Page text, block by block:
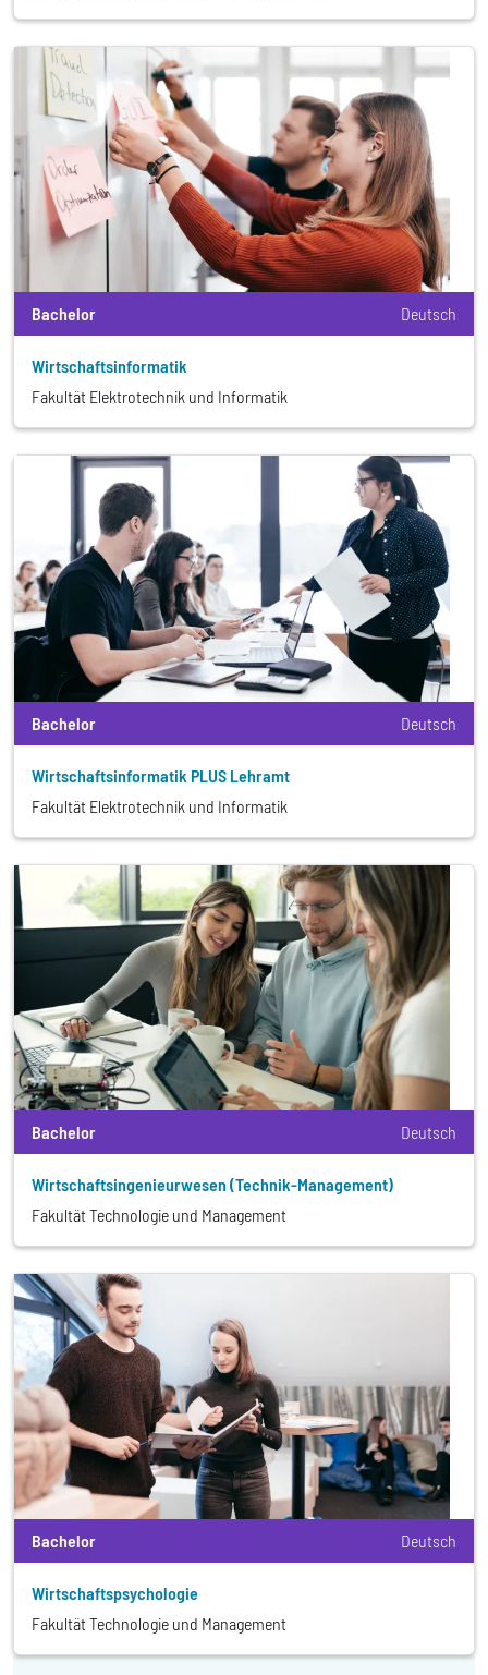
Bachelor Deutsch
Wirtschafts­informatik
Fakultät Elektrotechnik und Informatik
Bachelor Deutsch
Wirtschafts­informatik PLUS Lehramt
Fakultät Elektrotechnik und Informatik
Bachelor Deutsch
Wirtschafts­ingenieurwesen (Technik-Management)
Fakultät Technologie und Management
Bachelor Deutsch
Wirtschafts­­psychologie
Fakultät Technologie und Management